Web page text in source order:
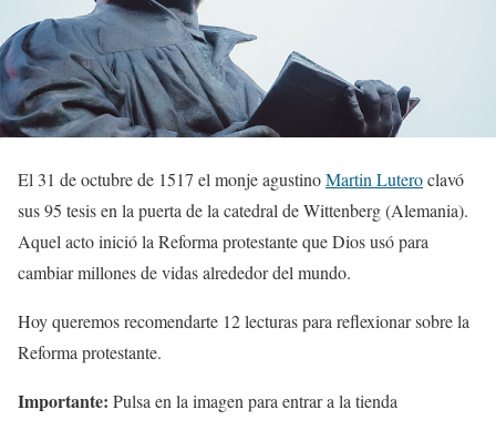
El 31 de octubre de 1517 el monje agustinoMartin Luteroclavó
sus 95 tesis en la puerta de la catedral de Wittenberg (Alemania).
Aquel acto inició la Reforma protestante que Dios usó para
cambiar millones de vidas alrededor del mundo.
Hoy queremos recomendarte 12 lecturas para reflexionar sobre la
Reforma protestante.
Importante: Pulsa en la imagen para entrar a la tienda